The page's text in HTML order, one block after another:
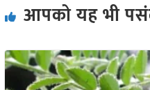
आपको यह भी